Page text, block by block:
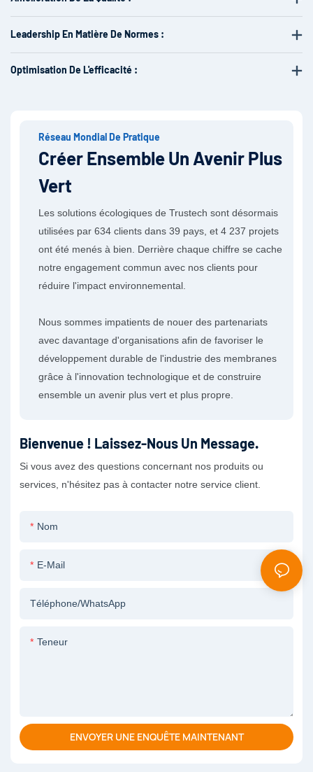
Leadership En Matière De Normes :
Optimisation De L'efficacité :
Réseau Mondial De Pratique
Créer Ensemble Un Avenir Plus
Vert
Les solutions écologiques de Trustech sont désormais
utilisées par 634 clients dans 39 pays, et 4 237 projets
ont été menés à bien. Derrière chaque chiffre se cache
notre engagement commun avec nos clients pour
réduire l'impact environnemental.
Nous sommes impatients de nouer des partenariats
avec davantage d'organisations afin de favoriser le
développement durable de l'industrie des membranes
grâce à l'innovation technologique et de construire
ensemble un avenir plus vert et plus propre.
Bienvenue ! Laissez-Nous Un Message.
Si vous avez des questions concernant nos produits ou
services, n'hésitez pas à contacter notre service client.
Nom
E-Mail
Téléphone/WhatsApp
Teneur
ENVOYER UNE ENQUÊTE MAINTENANT